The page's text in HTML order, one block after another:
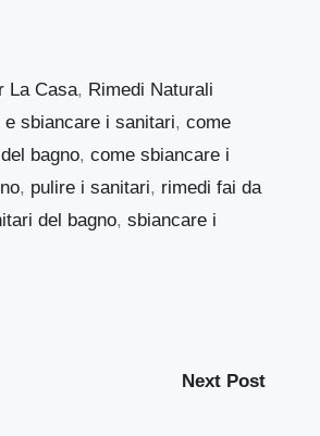
La Casa, Rimedi Naturali
e sbiancare i sanitari,come
bagno, come sbiancare i
, pulire i sanitari, rimedi fai da
del bagno, sbiancare i
Next Post